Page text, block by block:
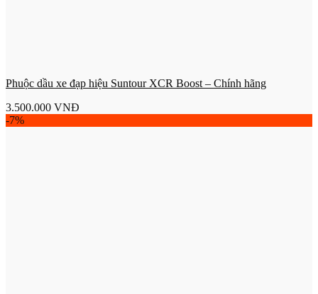
Phuộc dầu xe đạp hiệu Suntour XCR Boost – Chính hãng
3.500.000 VNĐ
-7%